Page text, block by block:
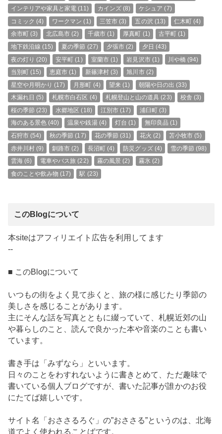
インテリアや家具と家電 (11) カインズ(8) ケシュア (7)
コミック (4) ワークマン (1) 三笠市 (3) 五の沢 (13) 仁木町 (4)
余市町(3) 北広島市 (2) 千歳市(1) 厚真町 (1) 古平町 (1)
地下鉄沿線 (15) 夏の季節 (27) 夕張市 (2) 夕日 (43)
夜の灯り (20) 安平町 (1) 室蘭市(1) 岩見沢市(1) 川や橋 (94)
当別町(15) 恵庭市 (1) 新篠津村(3) 旭川市(2)
星空や月明かり (17) 月形町 (4) 望来 (1) 朝陽や日の出 (33)
木漏れ日 (5) 札幌市白石区 (4) 札幌登山と山の道具 (23) 校舎 (3)
桜の季節 (23) 水郷地区 (18) 江別市 (17) 浦臼町(3)
海のある景色(40) 温泉や銭湯(4) 灯台 (1) 無印良品 (1)
石狩市(54) 秋の季節 (17) 花の季節 (31) 花火 (2) 苫小牧市 (5)
赤井川村(9) 釧路市 (2) 長沼町(4) 防災グッズ(4) 雪の季節 (98)
雲海(6) 電車やバス旅 (22) 霧の風景 (2) 霧氷 (2)
食のことや飲み物 (17) 駅 (23)
このBlogについて
本siteはアフィリエイト広告を利用してます
--
■ このBlogについて
いつもの街をよく見て歩くと、旅の様に感じたり季節の
美しさを感じることがあります。
主にそんな話を写真とともに綴っていて、札幌近郊の山
や暮らしのこと、読んで良かった本や音楽のことも書い
ています。
書き手は「みずなら」といいます。
日々のことをわすれないように書きとめて、ただ趣味で
書いている個人ブログですが、書いた記事が誰かのお役
にたてば嬉しいです。
サイト名「おささるろぐ」の”おささる”というのは、北海
道でよく使われることばです。